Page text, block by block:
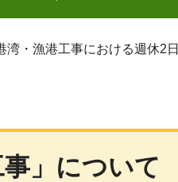
湾・漁港工事における週休2
」について